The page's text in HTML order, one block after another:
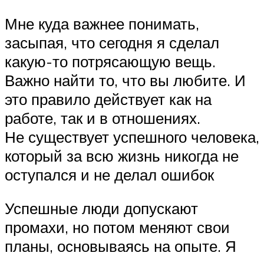
Мне куда важнее понимать,
засыпая, что сегодня я сделал
какую-то потрясающую вещь.
Важно найти то, что вы любите. И
это правило действует как на
работе, так и в отношениях.
Не существует успешного человека,
который за всю жизнь никогда не
оступался и не делал ошибок
Успешные люди допускают
промахи, но потом меняют свои
планы, основываясь на опыте. Я